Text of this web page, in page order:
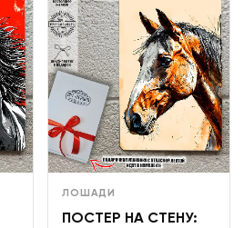
ЛОШАДИ
ПОСТЕР НА СТЕНУ: